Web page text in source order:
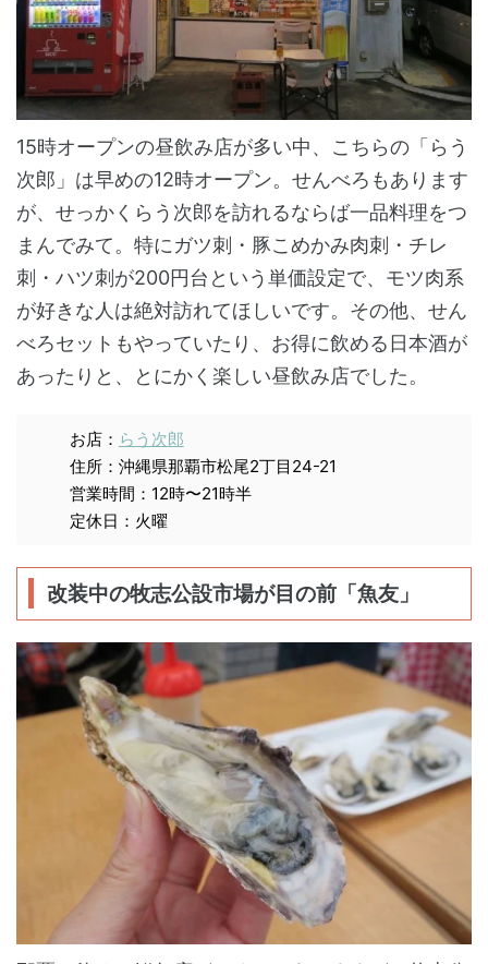
15時オープンの昼飲み店が多い中、こちらの「らう
次郎」は早めの12時オープン。せんべろもあります
が、せっかくらう次郎を訪れるならば一品料理をつ
まんでみて。特にガツ刺・豚こめかみ肉刺・チレ
刺・ハツ刺が200円台という単価設定で、モツ肉系
が好きな人は絶対訪れてほしいです。その他、せん
べろセットもやっていたり、お得に飲める日本酒が
あったりと、とにかく楽しい昼飲み店でした。
お店： らう次郎
住所：沖縄県那覇市松尾2丁目24-21
営業時間：12時〜21時半
定休日：火曜
改装中の牧志公設市場が目の前「魚友」